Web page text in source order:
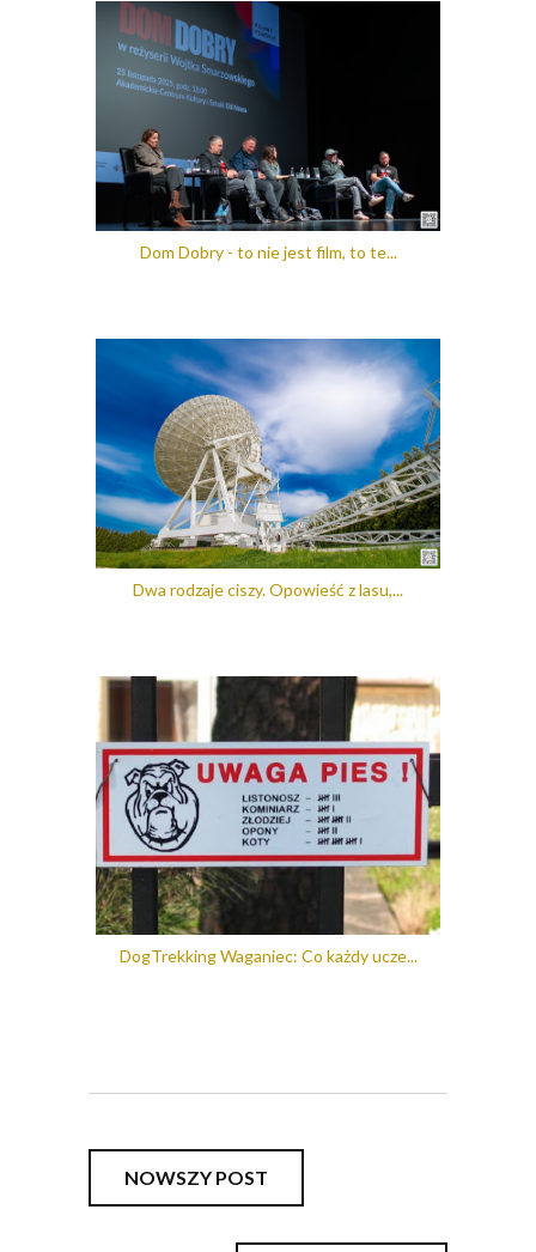
Dom Dobry - to nie jest film, to te...
Dwa rodzaje ciszy. Opowieść z lasu,...
DogTrekking Waganiec: Co każdy ucze...
NOWSZY POST